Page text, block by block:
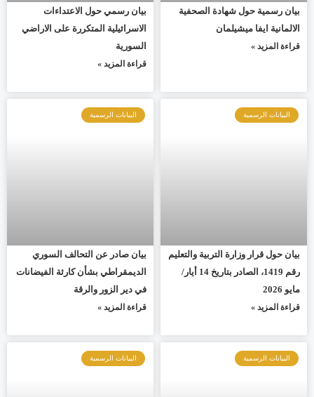
بيان رسمية حول شهادة الصحفية
الالمانية ايفا ميشيلمان
قراءة المزيد »
بيان رسمي حول الاعتداءات
الاسرائيلية المتكررة على الاراضي
السورية
قراءة المزيد »
البيانات الرسمية
بيان حول قرار وزارة التربية والتعليم
رقم 1419، الصادر بتاريخ 14 أيار/
مايو 2026
قراءة المزيد »
البيانات الرسمية
بيان صادر عن التحالف السوري
الديمقراطي بشأن كارثة الفيضانات
في دير الزور والرقة
قراءة المزيد »
البيانات الرسمية البيانات الرسمية